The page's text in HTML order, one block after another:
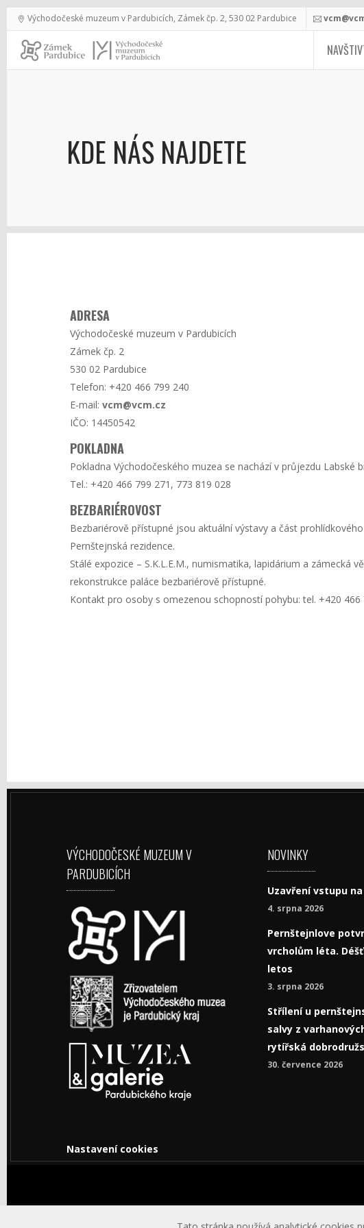
Východočeské muzeum v Pardubicích, Zámek čp. 2, 530 02 Pardubice
KDE NÁS NAJDETE
ADRESA
Východočeské muzeum v Pardubicích
Zámek čp. 2
530 02 Pardubice
Telefon: +420 466 799 240
E-mail: vcm@vcm.cz
IČO: 14450542
POKLADNA
Pokladna Východočeského muzea se nachází v průjezdu Labské
Tel.: +420 466 799 271, 773 819 028
BEZBARIÉROVOST
Bezbariérově přístupné jsou aktuální výstavy a část
Pernštejnská rezidence.
Stálé expozice – S.K.L.E.M., numismatika, lapidárium a zámecká
rekonstrukce paláce bezbariérově přístupné.
Kontakt pro osoby s omezenou schopností pohybu: tel. +420 466
VÝCHODOČESKÉ MUZEUM V
PARDUBICÍCH
Nastavení cookies
NOVINKY
Uzavření vstupu
4. srpna 2026
Pernštejnlove
vrcholům léta.
letos
3. srpna 2026
Střílení u
salvy z
rytířská
30. července 2026